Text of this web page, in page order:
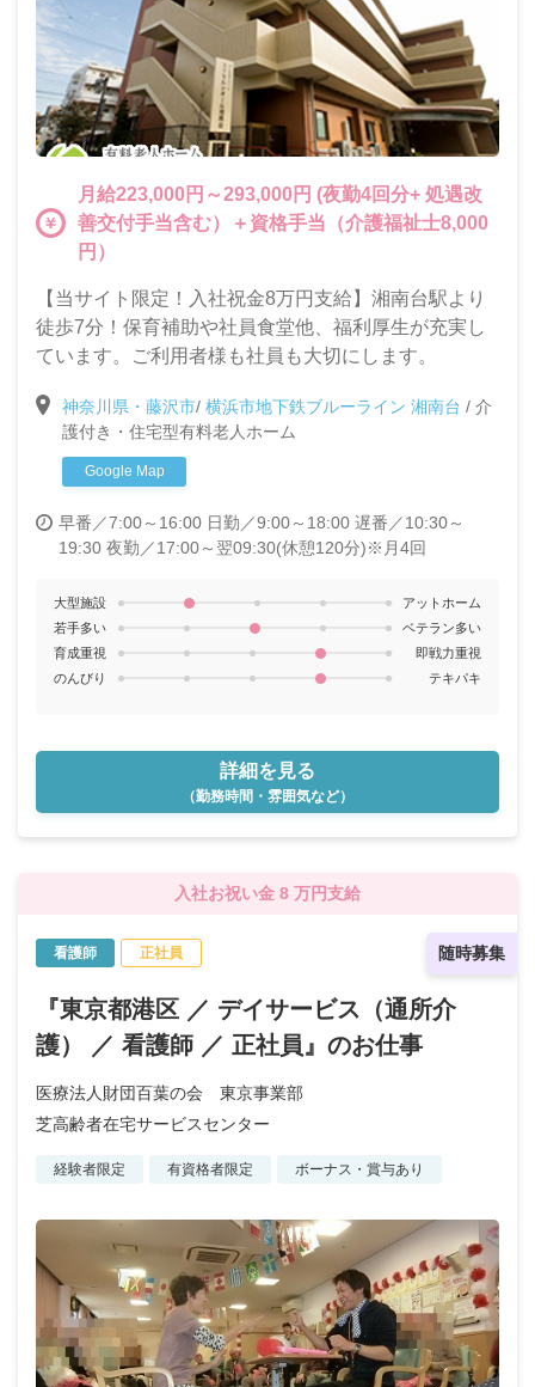
月給223,000円～293,000円 (夜勤4回分+ 処遇改
善交付手当含む）＋資格手当（介護福祉士8,000
円）
【当サイト限定！入社祝金8万円支給】湘南台駅より
徒歩7分！保育補助や社員食堂他、福利厚生が充実し
ています。ご利用者様も社員も大切にします。
神奈川県・藤沢市/ 横浜市地下鉄ブルーライン 湘南台 / 介
護付き・住宅型有料老人ホーム
Google Map
早番／7:00～16:00 日勤／9:00～18:00 遅番／10:30～
19:30 夜勤／17:00～翌09:30(休憩120分)※月4回
大型施設
アットホーム
若手多い
ベテラン多い
育成重視
即戦力重視
のんびり
テキパキ
詳細を見る
（勤務時間・雰囲気など）
入社お祝い金 8 万円支給
随時募集
看護師 正社員
『東京都港区 ／ デイサービス（通所介
護） ／ 看護師 ／ 正社員』のお仕事
医療法人財団百葉の会 東京事業部
芝高齢者在宅サービスセンター
経験者限定 有資格者限定 ボーナス・賞与あり